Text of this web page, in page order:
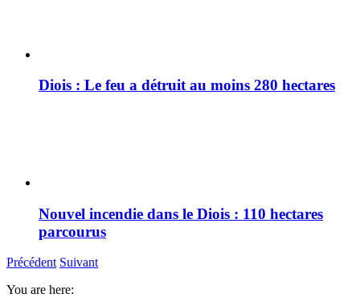
Diois : Le feu a détruit au moins 280 hectares
Nouvel incendie dans le Diois : 110 hectares
parcourus
Précédent Suivant
You are here: